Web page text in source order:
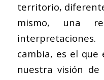
territorio,
mismo, una
cambia, es el que
nuestra visión